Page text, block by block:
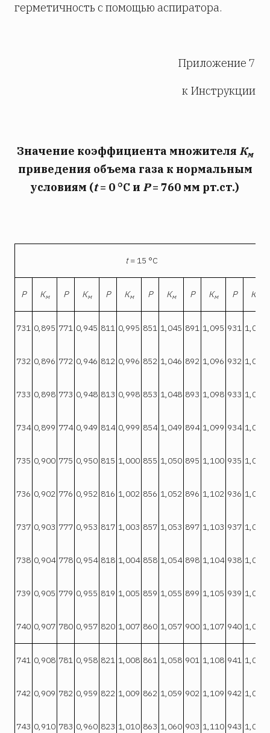
герметичность с помощью аспиратора.
Приложение 7
к Инструкции
Значение коэффициента множителя Км
приведения объема газа к нормальным
условиям (t= 0 °С и Р= 760 мм рт.ст.)
t= 15 °С
Р Км Р Км Р Км Р Км Р Км Р К
731 0,895 771 0,945 811 0,995 851 1,045 891 1,095 931 1,045
732 0,896 772 0,946 812 0,996 852 1,046 892 1,096 932 1,046
733 0,898 773 0,948 813 0,998 853 1,048 893 1,098 933 1,047
734 0,899 774 0,949 814 0,999 854 1,049 894 1,099 934 1,048
735 0,900 775 0,950 815 1,000 855 1,050 895 1,100 935 1,049
736 0,902 776 0,952 816 1,002 856 1,052 896 1,102 936 1,051
737 0,903 777 0,953 817 1,003 857 1,053 897 1,103 937 1,052
738 0,904 778 0,954 818 1,004 858 1,054 898 1,104 938 1,053
739 0,905 779 0,955 819 1,005 859 1,055 899 1,105 939 1,054
740 0,907 780 0,957 820 1,007 860 1,057 900 1,107 940 1,056
741 0,908 781 0,958 821 1,008 861 1,058 901 1,108 941 1,057
742 0,909 782 0,959 822 1,009 862 1,059 902 1,109 942 1,058
743 0,910 783 0,960 823 1,010 863 1,060 903 1,110 943 1,060